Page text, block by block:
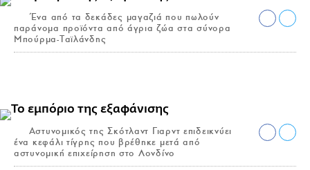
Ένα από τα δεκάδες μαγαζιά που πωλούν
παράνομα προϊόντα από άγρια ζώα στα σύνορα
Μπούρμα-Ταϊλάνδης
Αστυνομικός της Σκότλαντ Γιαρντ επιδεικνύει
ένα κεφάλι τίγρης που βρέθηκε μετά από
αστυνομική επιχείρηση στο Λονδίνο